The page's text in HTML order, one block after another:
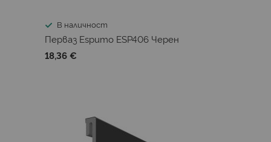
В наличност
Перваз Espumo ESP406 Черен
18,36 €